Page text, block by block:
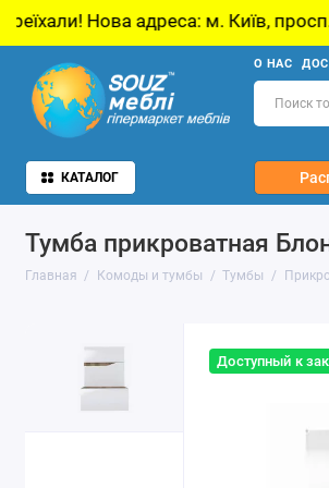
м. Київ, просп. С. Бандери,
О НАС
КАТАЛОГ
Тумба прикроватная
Главная Комоды и тумбы Тумбы
Доступный к